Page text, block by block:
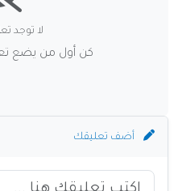
لا توجد
كن أول من يضع
أضف تعليقك